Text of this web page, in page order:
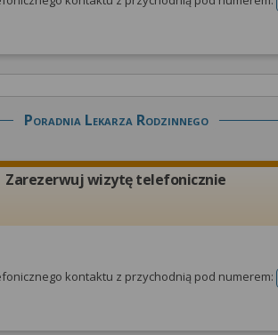
Poradnia Lekarza Rodzinnego
Zarezerwuj wizytę telefonicznie
kontaktu z przychodnią pod numerem: